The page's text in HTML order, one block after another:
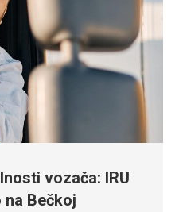
vozača: IRU
Bečkoj